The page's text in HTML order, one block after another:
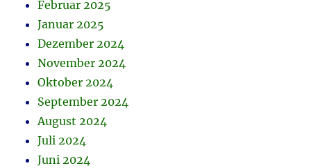
Februar 2025
Januar 2025
Dezember 2024
November 2024
Oktober 2024
September 2024
August 2024
Juli 2024
Juni 2024